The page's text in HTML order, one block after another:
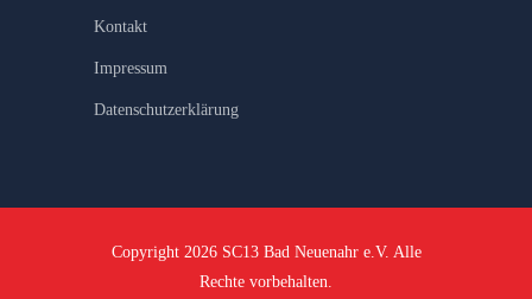
Kontakt
Impressum
Datenschutzerklärung
Copyright 2026 SC13 Bad Neuenahr e.V. Alle
Rechte vorbehalten.